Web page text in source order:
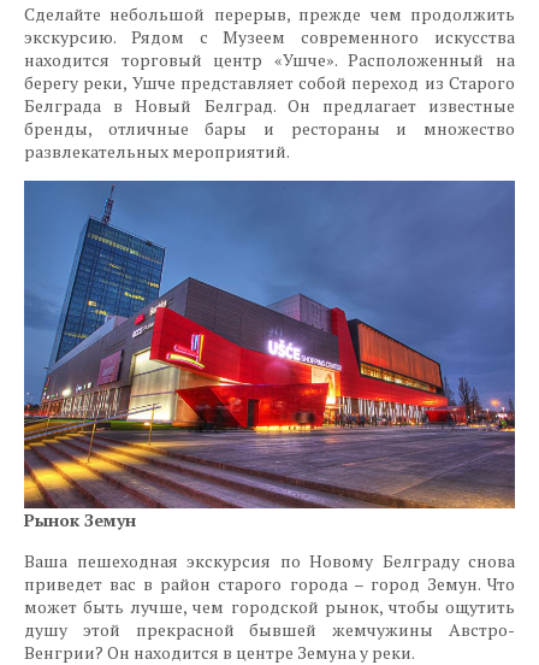
Сделайте небольшой перерыв, прежде чем продолжить
экскурсию. Рядом с Музеем современного искусства
находится торговый центр «Ушче». Расположенный на
берегу реки, Ушче представляет собой переход из Старого
Белграда в Новый Белград. Он предлагает известные
бренды, отличные бары и рестораны и множество
развлекательных мероприятий.
Рынок Земун
Ваша пешеходная экскурсия по Новому Белграду снова
приведет вас в район старого города – город Земун. Что
может быть лучше, чем городской рынок, чтобы ощутить
душу этой прекрасной бывшей жемчужины Австро-
Венгрии? Он находится в центре Земуна у реки.